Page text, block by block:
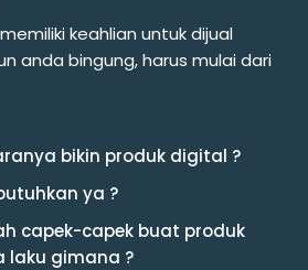
keahlian untuk dijual
anda bingung, harus mulai dari
bikin produk digital ?
ya ?
capek-capek buat produk
gimana ?